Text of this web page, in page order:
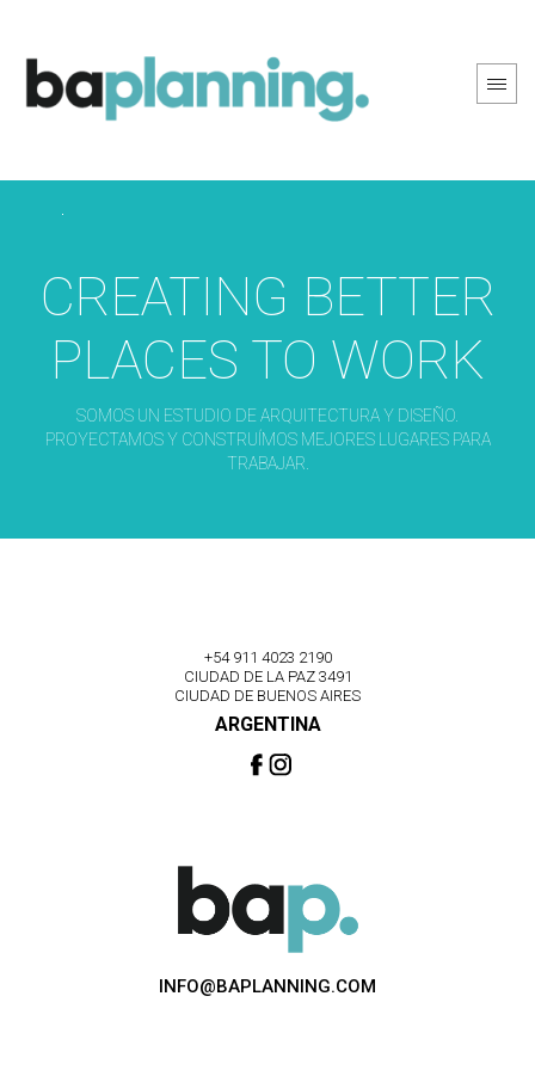
CREATING BETTER
PLACES TO WORK
SOMOS UN ESTUDIO DE ARQUITECTURA Y DISEÑO.
PROYECTAMOS Y CONSTRUÍMOS MEJORES LUGARES PARA
TRABAJAR.
+54 911 4023 2190
CIUDAD DE LA PAZ 3491
CIUDAD DE BUENOS AIRES
ARGENTINA
INFO@BAPLANNING.COM